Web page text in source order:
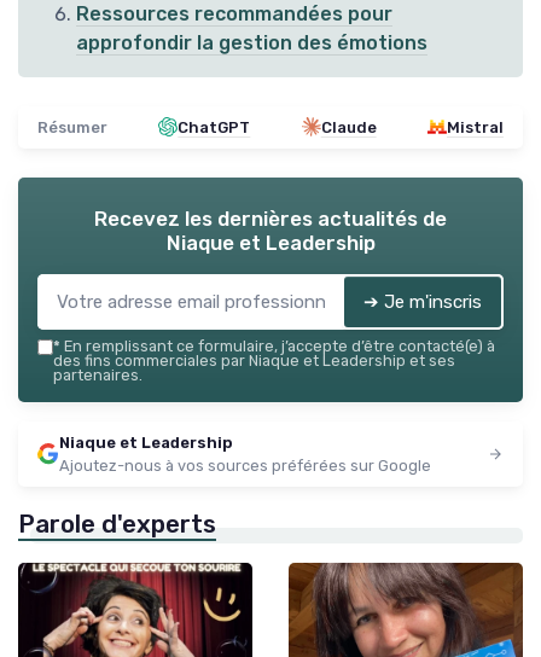
Ressources recommandées pour
approfondir la gestion des émotions
Résumer ChatGPT Claude Mistral
Recevez les dernières actualités de
Niaque et Leadership
➔ Je m'inscris
* En remplissant ce formulaire, j’accepte d’être contacté(e) à
des fins commerciales par Niaque et Leadership et ses
partenaires.
Niaque et Leadership
Ajoutez-nous à vos sources préférées sur Google
Parole d'experts